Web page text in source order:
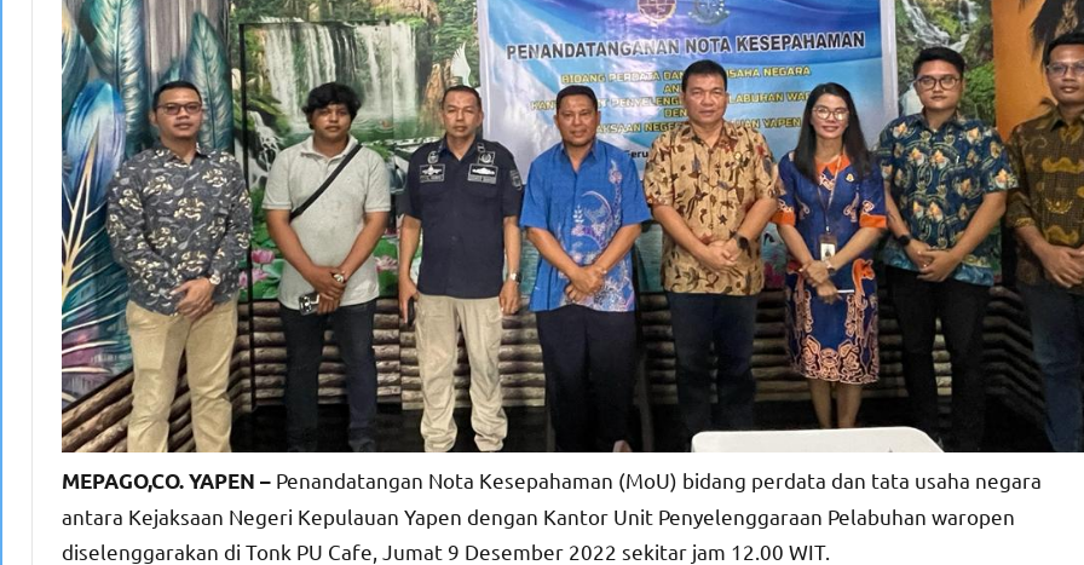
MEPAGO,CO. YAPEN – Penandatangan Nota Kesepahaman (MoU) bidang perdata dan tata usaha negara
antara Kejaksaan Negeri Kepulauan Yapen dengan Kantor Unit Penyelenggaraan Pelabuhan waropen
diselenggarakan di Tonk PU Cafe, Jumat 9 Desember 2022 sekitar jam 12.00 WIT.